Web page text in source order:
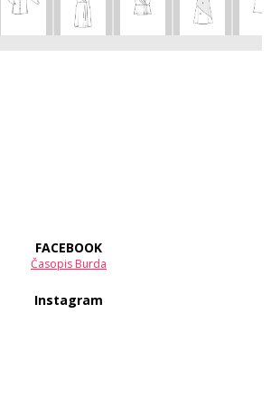
FACEBOOK
Časopis Burda
Instagram